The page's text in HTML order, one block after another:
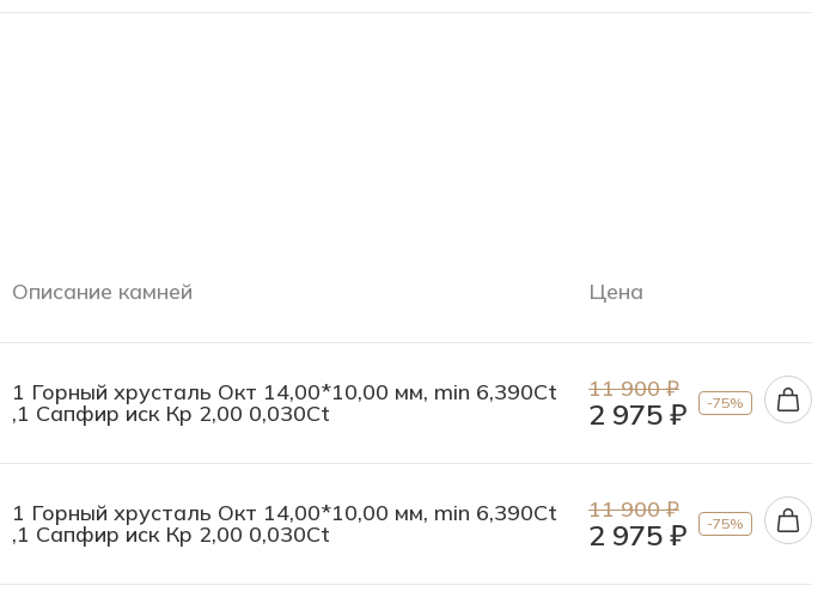
Описание камней Цена
1 Горный хрусталь Окт 14,00*10,00 мм, min 6,390Ct
,1 Сапфир иск Кр 2,00 0,030Ct
11 900 ₽
2 975 ₽ -75%
1 Горный хрусталь Окт 14,00*10,00 мм, min 6,390Ct
,1 Сапфир иск Кр 2,00 0,030Ct
11 900 ₽
2 975 ₽ -75%